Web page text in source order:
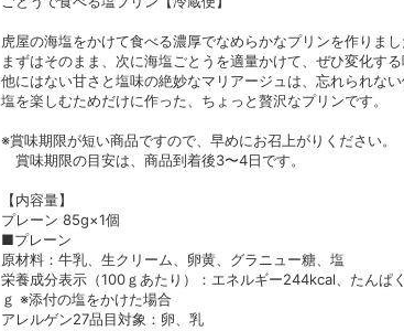
虎屋の海塩をかけて食べる濃厚でなめらかなプリンを作りまし
まずはそのまま、次に海塩ごとうを適量かけて、ぜひ変化する
他にはない甘さと塩味の絶妙なマリアージュは、忘れられない
塩を楽しむためだけに作った、ちょっと贅沢なプリンです。
※賞味期限が短い商品ですので、早めにお召上がりください。
賞味期限の目安は、商品到着後3〜4日です。
【内容量】
プレーン 85g×1個
■プレーン
原材料：牛乳、生クリーム、卵黄、グラニュー糖、塩
栄養成分表示（100ｇあたり）：エネルギー244kcal、たん
ｇ ※添付の塩をかけた場合
アレルゲン27品目対象：卵、乳